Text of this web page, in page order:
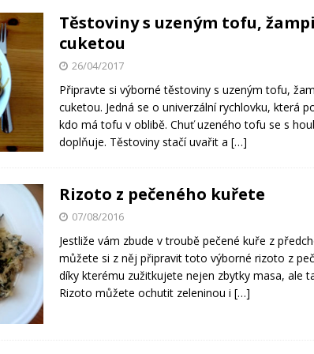
Těstoviny s uzeným tofu,
cuketou
26/04/2017
Připravte si výborné těstoviny s uzeným tofu,
cuketou. Jedná se o univerzální rychlovku, která
kdo má tofu v oblibě. Chuť uzeného tofu se s
doplňuje. Těstoviny stačí uvařit a […]
Rizoto z pečeného kuřete
07/08/2016
Jestliže vám zbude v troubě pečené kuře z
můžete si z něj připravit toto výborné rizoto z
díky kterému zužitkujete nejen zbytky masa, ale
Rizoto můžete ochutit zeleninou i […]